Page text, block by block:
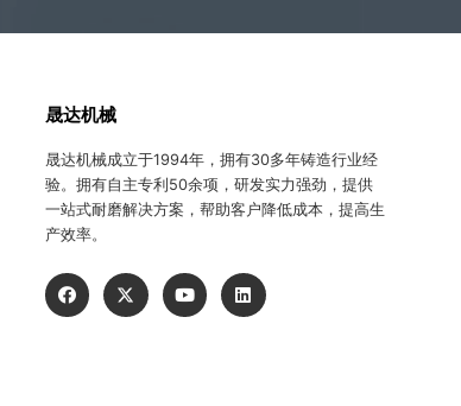
晟达机械
晟达机械成立于1994年，拥有30多年铸造行业经
验。拥有自主专利50余项，研发实力强劲，提供
一站式耐磨解决方案，帮助客户降低成本，提高生
产效率。